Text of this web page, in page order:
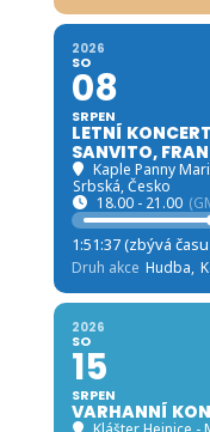
2026
SO
08
SRPEN
LETNÍ
SANVITO,
Kaple Panny
Srbská, Česko
18.00 - 21.00
1:51:35 (zbývá
Druh akce Hudba,
2026
SO
15
SRPEN
VARHANNÍ